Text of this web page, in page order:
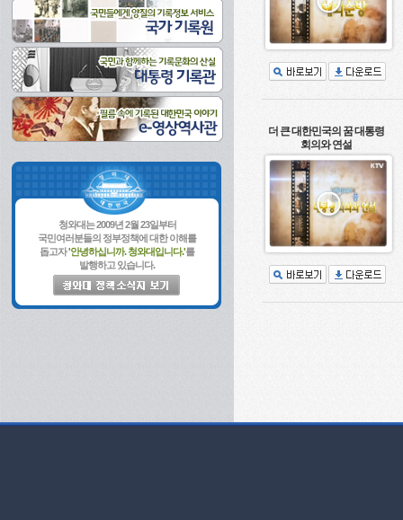
청와대는 2009년 2월 23일부터
국민여러분들의 정부정책에 대한 이해를
돕고자'안녕하십니까. 청와대입니다.'를
발행하고 있습니다.
더 큰 대한민국의 꿈 대통령
회의와 연설